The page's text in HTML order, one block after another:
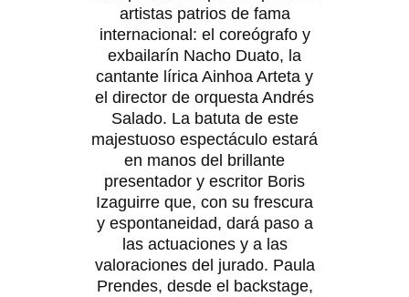
artistas patrios de fama
internacional: el coreógrafo y
exbailarín Nacho Duato, la
cantante lírica Ainhoa Arteta y
el director de orquesta Andrés
Salado. La batuta de este
majestuoso espectáculo estará
en manos del brillante
presentador y escritor Boris
Izaguirre que, con su frescura
y espontaneidad, dará paso a
las actuaciones y a las
valoraciones del jurado. Paula
Prendes, desde el backstage,